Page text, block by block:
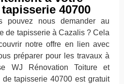
40700
pouvez nous demander au
de tapisserie à Cazalis ? Cela
notre offre en lien avec
préparer pour les travaux à
WJ Rénovation Toiture et
tapisserie 40700 est gratuit